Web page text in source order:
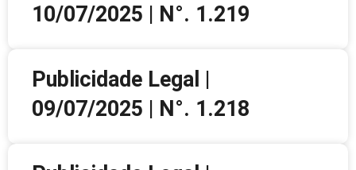
10/07/2025 | N°. 1.219
Publicidade Legal |
09/07/2025 | N°. 1.218